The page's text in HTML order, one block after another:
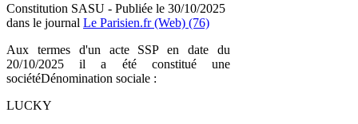
Constitution SASU - Publiée le 30/10/2025
dans le journal Le Parisien.fr (Web) (76)
Aux termes d'un acte SSP en date du
20/10/2025 il a été constitué une
sociétéDénomination sociale :
LUCKY